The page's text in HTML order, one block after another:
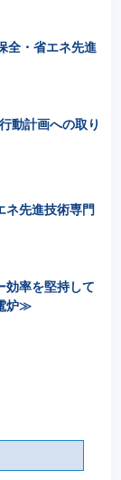
全・省エネ先進
動計画への取り
ネ先進技術専門
効率を堅持して
炉≫